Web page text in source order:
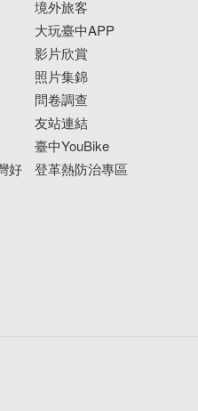
好
境外旅客
大玩臺中APP
影片欣賞
照片集錦
問卷調查
友站連結
臺中YouBike
登革熱防治專區